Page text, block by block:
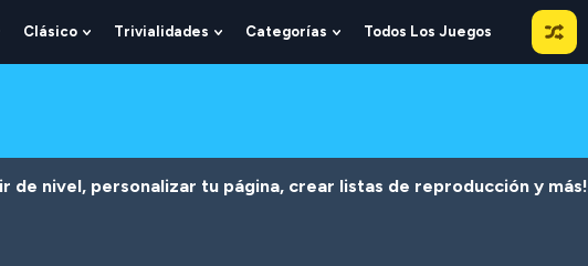
Show
Clásico
Show
Submenu
Trivialidades
Show
Submenu
Categorías
Show
Submenu
Todos Los Juegos
de nivel, personalizar tu página, crear listas de reproducción y más!